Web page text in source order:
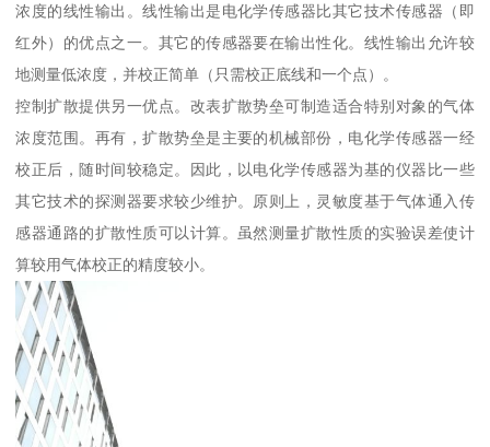
浓度的线性输出。线性输出是电化学传感器比其它技术传感器（即
红外）的优点之一。其它的传感器要在输出性化。线性输出允许较
地测量低浓度，并校正简单（只需校正底线和一个点）。
控制扩散提供另一优点。改表扩散势垒可制造适合特别对象的气体
浓度范围。再有，扩散势垒是主要的机械部份，电化学传感器一经
校正后，随时间较稳定。因此，以电化学传感器为基的仪器比一些
其它技术的探测器要求较少维护。原则上，灵敏度基于气体通入传
感器通路的扩散性质可以计算。虽然测量扩散性质的实验误差使计
算较用气体校正的精度较小。